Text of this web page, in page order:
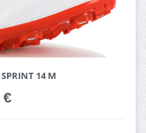
14 M
€